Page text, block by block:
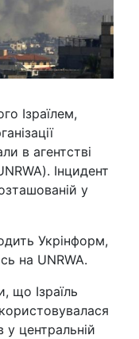
Ізраїлем,
в агентстві
Інцидент
у
Укрінформ,
на UNRWA.
що Ізраїль
у центральній